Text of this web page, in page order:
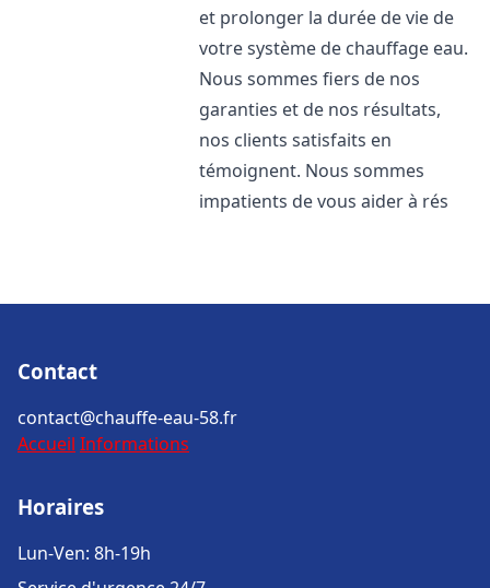
et prolonger la durée de vie de
votre système de chauffage eau.
Nous sommes fiers de nos
garanties et de nos résultats,
nos clients satisfaits en
témoignent. Nous sommes
impatients de vous aider à rés
Contact
contact@chauffe-eau-58.fr
Accueil Informations
Horaires
Lun-Ven: 8h-19h